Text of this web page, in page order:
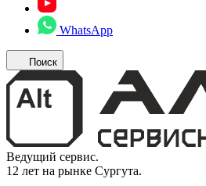
WhatsApp
Поиск
Ведущий сервис.
12 лет на рынке Сургута.